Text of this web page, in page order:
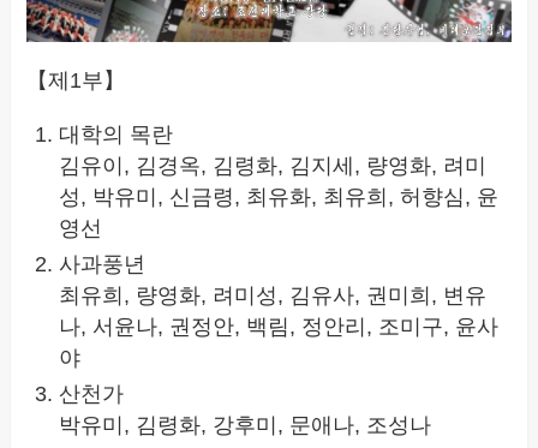
【제1부】
대학의 목란
김유이, 김경옥, 김령화, 김지세, 량영화, 려미
성, 박유미, 신금령, 최유화, 최유희, 허향심, 윤
영선
사과풍년
최유희, 량영화, 려미성, 김유사, 권미희, 변유
나, 서윤나, 권정안, 백림, 정안리, 조미구, 윤사
야
산천가
박유미, 김령화, 강후미, 문애나, 조성나